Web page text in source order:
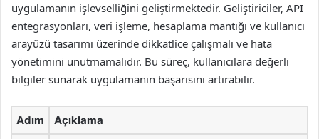
uygulamanın işlevselliğini geliştirmektedir. Geliştiriciler, API
entegrasyonları, veri işleme, hesaplama mantığı ve kullanıcı
arayüzü tasarımı üzerinde dikkatlice çalışmalı ve hata
yönetimini unutmamalıdır. Bu süreç, kullanıcılara değerli
bilgiler sunarak uygulamanın başarısını artırabilir.
Adım Açıklama